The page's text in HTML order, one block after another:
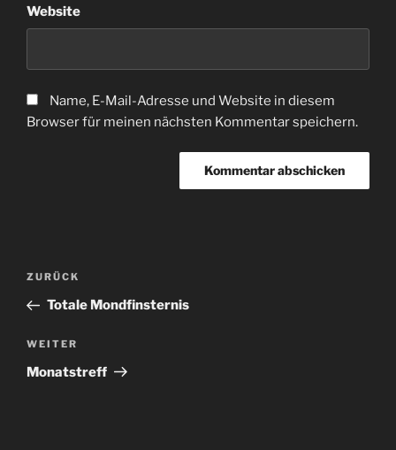
Website
Name, E-Mail-Adresse und Website in diesem
Browser für meinen nächsten Kommentar speichern.
Beitragsnavigation
Vorheriger
Beitrag
ZURÜCK
Totale Mondfinsternis
Nächster
Beitrag
WEITER
Monatstreff